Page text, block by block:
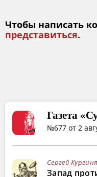
Чтобы написать
представиться.
Газета
№677 от 2
Сергей
Запад